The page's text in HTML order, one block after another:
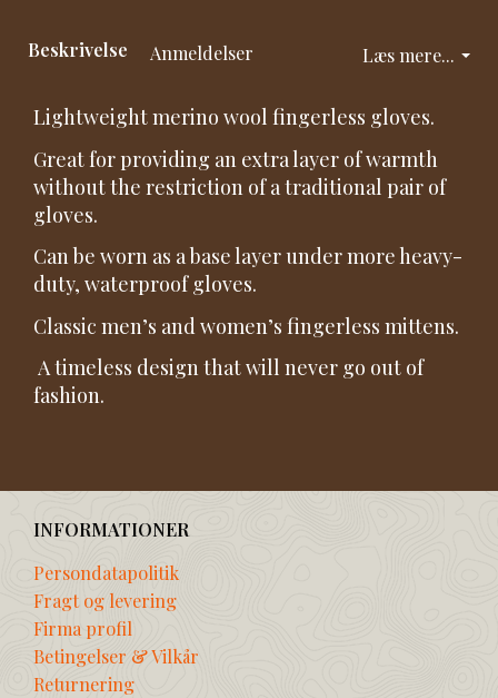
Læs mere...
Beskrivelse Anmeldelser
Lightweight merino wool fingerless gloves.
Great for providing an extra layer of warmth
without the restriction of a traditional pair of
gloves.
Can be worn as a base layer under more heavy-
duty, waterproof gloves.
Classic men’s and women’s fingerless mittens.
A timeless design that will never go out of
fashion.
INFORMATIONER
Persondatapolitik
Fragt og levering
Firma profil
Betingelser & Vilkår
Returnering